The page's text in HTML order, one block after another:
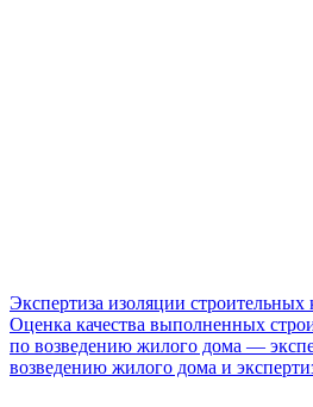
Экспертиза изоляции строительных
Оценка качества выполненных
по возведению жилого дома —
возведению жилого дома и